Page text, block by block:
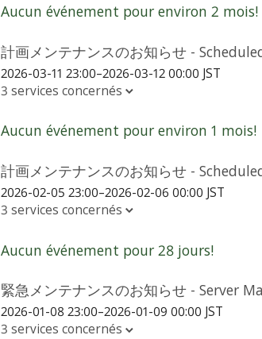
Aucun événement pour environ 2 mois!
計画メンテナンスのお知らせ -
2026-03-11 23:00–2026-03-12 00:00 JST
3 services concernés
Aucun événement pour environ 1 mois!
計画メンテナンスのお知らせ -
2026-02-05 23:00–2026-02-06 00:00 JST
3 services concernés
Aucun événement pour 28 jours!
緊急メンテナンスのお知らせ - Server
2026-01-08 23:00–2026-01-09 00:00 JST
3 services concernés